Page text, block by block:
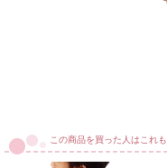
この商品を買った人はこれも